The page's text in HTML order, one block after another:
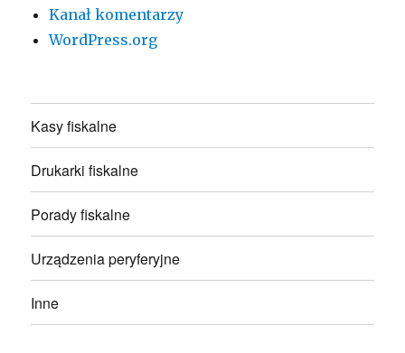
Kanał komentarzy
WordPress.org
Kasy fiskalne
Drukarki fiskalne
Porady fiskalne
Urządzenia peryferyjne
Inne